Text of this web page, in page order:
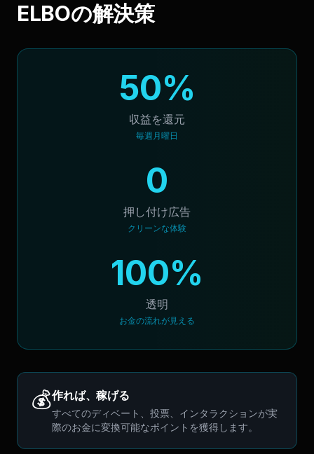
ELBOの解決策
50%
収益を還元
毎週月曜日
0
押し付け広告
クリーンな体験
100%
透明
お金の流れが見える
💰作れば、稼げる
すべてのディベート、投票、インタラクションが実
際のお金に変換可能なポイントを獲得します。